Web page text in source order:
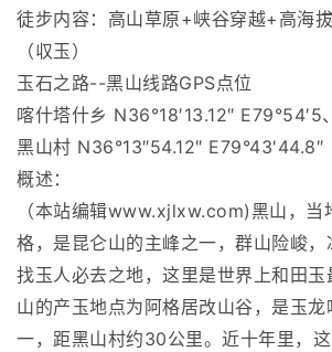
徒步内容：高山草原+峡谷穿越+高海
（収玉）
玉石之路--黑山线路GPS点位
喀什塔什乡 N36°18′13.12″ E79°54′5
黑山村 N36°13″54.12″ E79°43′44.8″
概述：
（本站编辑www.xjlxw.com)黑山，当
格，是昆仑山的主峰之一，群山险峻，
找玉人必去之地，这里是世界上和田
山的产玉地点为阿格居改山谷，是玉龙
一，距黑山村约30公里。近十年里，